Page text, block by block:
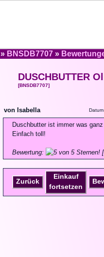
» BNSDB7707 »
DUSCHBUTTER
[BNSDB7707]
von Isabella
Duschbutter ist immer was
Einfach toll!
Bewertung:
Zurück
Einkauf
fortsetzen